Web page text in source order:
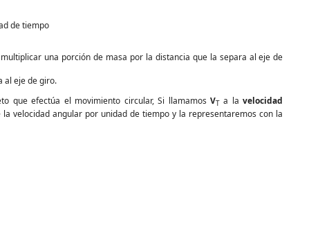
de tiempo
una porción de masa por la distancia que la separa al eje de
al eje de giro.
que efectúa el movimiento circular, Si llamamos VT a lavelocidad
velocidad angular por unidad de tiempo y la representaremos con la